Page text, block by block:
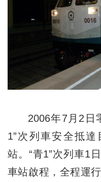
2006年7月2日
1”次列車安全抵
站。“青1”次列車1
車站啟程，全程運